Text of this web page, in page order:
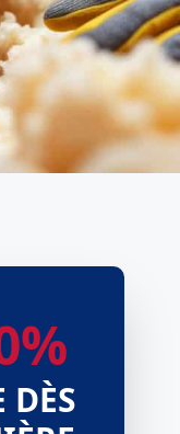
DÈS